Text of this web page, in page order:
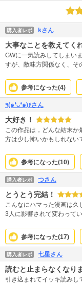
購入者レポ kさん
大事なことを教えてく
GWに一気読みしてしまい
すが、敵味方関係なく、そ
いです。万事は一方面か
れに思いや事情を持ちなが
作品が成長過程の子どもが
思います。
参考になった(4)
٩(๑❛ᴗ❛๑)۶さん
大好き！
この作品は，どんな結末
方は少し怖いかもしれない
束のネバーランドならで
っ！！ 読んで損はありま
参考になった(10)
購入者レポ つさん
とうとう完結！
こんなにハマった漫画は
3人に影響されて変わって
わり方でした。 涙なしで
みんなが気になるので、続
参考になった(17)
購入者レポ 七星さん
読むと止まらなくなり
引き込まれてイッキ読みし